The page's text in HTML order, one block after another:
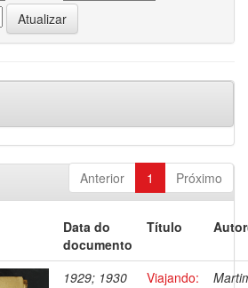
Anterior 1 Próximo
Data do
documento
Título
1929; 1930
Viajando: